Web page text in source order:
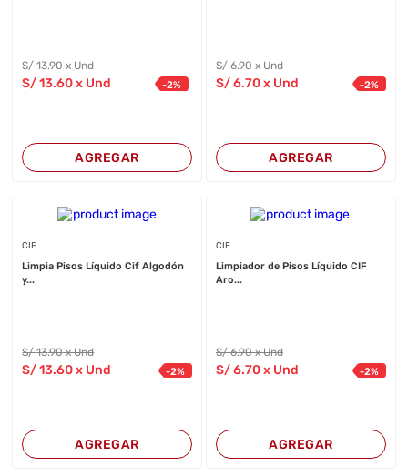
S/13.90 x Und
S/13.60 x Und -2%
AGREGAR
S/6.90 x Und
S/6.70x Und -2%
AGREGAR
CIF
Limpia Pisos Líquido Cif Algodón
y...
S/13.90 x Und
S/13.60 x Und -2%
AGREGAR
CIF
Limpiador de Pisos Líquido CIF
Aro...
S/6.90 x Und
S/6.70x Und -2%
AGREGAR